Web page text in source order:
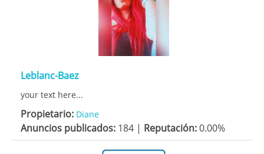
Leblanc-Baez
your text here...
Propietario: Diane
Anuncios publicados: 184 | Reputación:0.00%